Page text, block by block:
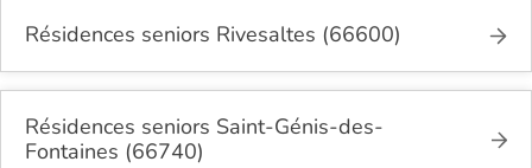
Résidences seniors Rivesaltes (66600)
Résidences seniors Saint-Génis-des-
Fontaines (66740)